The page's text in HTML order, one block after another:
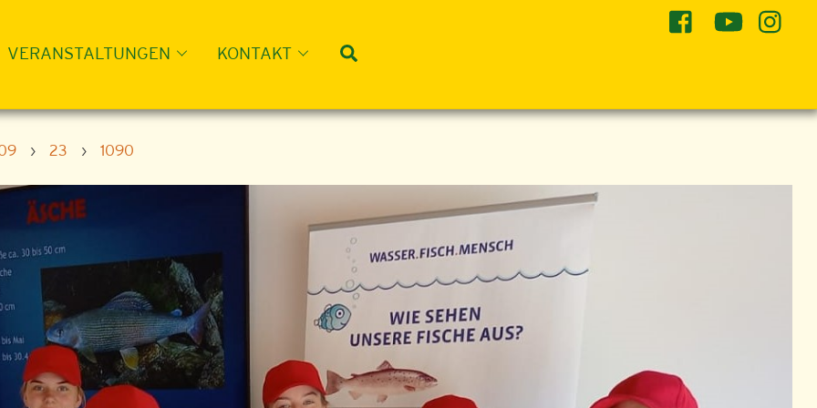
VERANSTALTUNGEN KONTAKT
› 23 › 1090